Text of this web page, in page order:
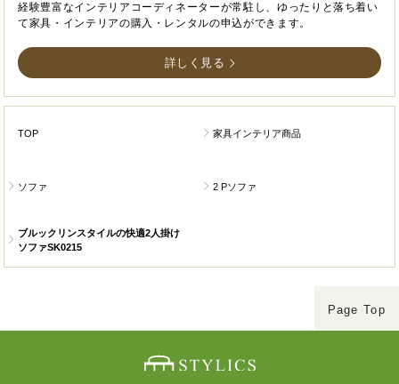
経験豊富なインテリアコーディネーターが常駐し、ゆったりと落ち着い
て家具・インテリアの購入・レンタルの申込ができます。
詳しく見る
TOP 家具インテリア商品
ソファ 2 Pソファ
ブルックリンスタイルの快適2人掛け
ソファSK0215
Page Top